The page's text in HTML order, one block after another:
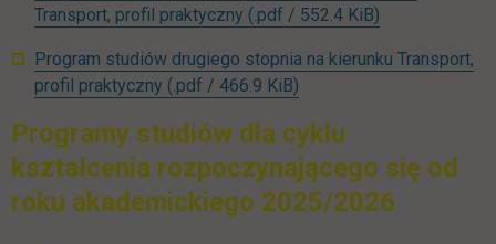
Transport, profil praktyczny (.pdf / 552.4 KiB)
Program studiów drugiego stopnia na kierunku Transport,
profil praktyczny (.pdf / 466.9 KiB)
Programy studiów dla cyklu
kształcenia rozpoczynającego się od
roku akademickiego 2025/2026